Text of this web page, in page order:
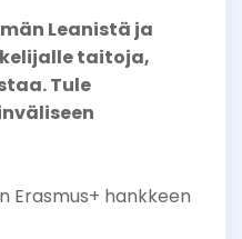
Leanistä ja
taitoja,
Tule
Erasmus+ hankkeen